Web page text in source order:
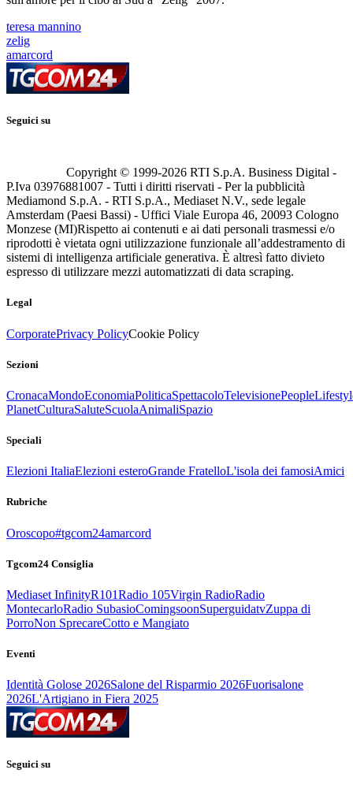
teresa mannino
zelig
amarcord
Seguici su
Copyright © 1999-2026 RTI S.p.A. Business Digital -
P.Iva 03976881007 - Tutti i diritti riservati - Per la pubblicità
Mediamond S.p.A. - RTI S.p.A., Mediaset N.V., sede legale
Amsterdam (Paesi Bassi) - Uffici Viale Europa 46, 20093 Cologno
Monzese (MI)Rispetto ai contenuti e ai dati personali trasmessi e/o
riprodotti è vietata ogni utilizzazione funzionale all’addestramento di
sistemi di intelligenza artificiale generativa. È altresì fatto divieto
espresso di utilizzare mezzi automatizzati di data scraping.
Legal
CorporatePrivacy PolicyCookie Policy
Sezioni
CronacaMondoEconomiaPoliticaSpettacoloTelevisionePeople
PlanetCulturaSaluteScuolaAnimaliSpazio
Speciali
Elezioni ItaliaElezioni esteroGrande FratelloL'isola dei famosiAmici
Rubriche
Oroscopo#tgcom24amarcord
Tgcom24 Consiglia
Mediaset InfinityR101Radio 105Virgin RadioRadio
MontecarloRadio SubasioComingsoonSuperguidatvZuppa di
PorroNon SprecareCotto e Mangiato
Eventi
Identità Golose 2026Salone del Risparmio 2026Fuorisalone
2026L'Artigiano in Fiera 2025
Seguici su